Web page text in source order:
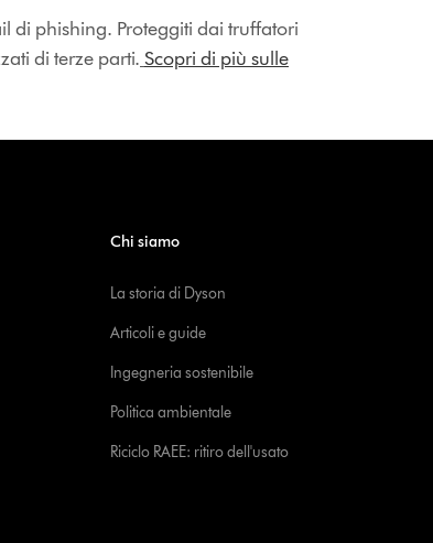
di phishing. Proteggiti dai truffatori
di terze parti. Scopri di più sulle
Chi siamo
La storia di Dyson
Articoli e guide
Ingegneria sostenibile
Politica ambientale
Riciclo RAEE: ritiro dell'usato